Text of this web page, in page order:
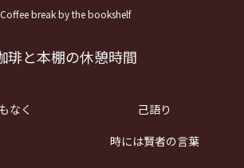
Coffee break by the bookshelf
琲と本棚の休憩時間
なく
己語り
時には賢者の言葉